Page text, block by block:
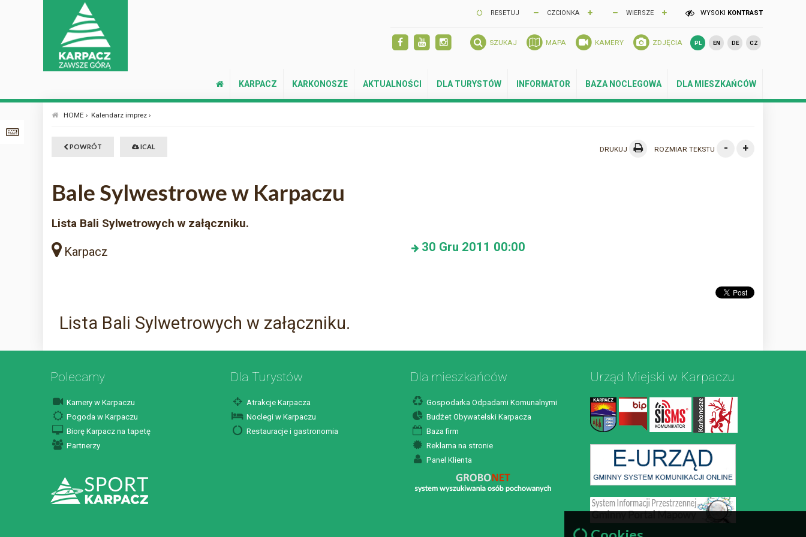
RESETUJ CZCIONKA WIERSZE WYSOKI KONTRAST
SZUKAJ MAPA KAMERY ZDJĘCIA PL EN DE CZ
KARPACZ KARKONOSZE AKTUALNOŚCI DLA TURYSTÓW INFORMATOR BAZA NOCLEGOWA DLA MIESZKAŃCÓW
HOME › Kalendarz imprez ›
POWRÓT ICAL DRUKUJ ROZMIAR TEKSTU - +
Bale Sylwestrowe w Karpaczu
Lista Bali Sylwetrowych w załączniku.
Karpacz 30 Gru 2011 00:00
Lista Bali Sylwetrowych w załączniku.
Polecamy
Kamery w Karpaczu
Pogoda w Karpaczu
Biorę Karpacz na tapetę
Partnerzy
Dla Turystów
Atrakcje Karpacza
Noclegi w Karpaczu
Restauracje i gastronomia
Dla mieszkańców
Gospodarka Odpadami Komunalnymi
Budżet Obywatelski Karpacza
Baza firm
Reklama na stronie
Panel Klienta
Urząd Miejski w Karpaczu